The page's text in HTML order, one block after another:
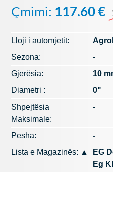
Çmimi: 117.60 €
Lloji i automjetit:
Sezona:
-
Gjerësia:
10
Diametri :
0"
Shpejtësia
Maksimale:
-
Pesha:
-
Lista e Magazinës: ▲
EG
Eg